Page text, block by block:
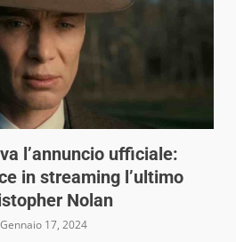
l’annuncio ufficiale:
in streaming l’ultimo
Nolan
Gennaio 17, 2024